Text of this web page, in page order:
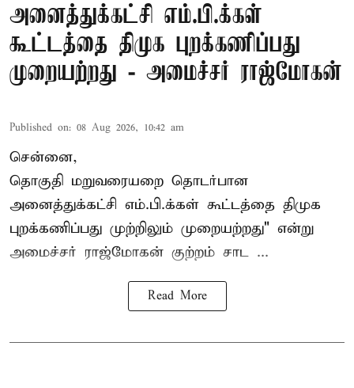
அனைத்துக்கட்சி எம்.பி.க்கள்
கூட்டத்தை திமுக புறக்கணிப்பது
முறையற்றது - அமைச்சர் ராஜ்மோகன்
Published on: 08 Aug 2026, 10:42 am
சென்னை,
தொகுதி மறுவரையறை தொடர்பான
அனைத்துக்கட்சி எம்.பி.க்கள் கூட்டத்தை திமுக
புறக்கணிப்பது முற்றிலும் முறையற்றது" என்று
அமைச்சர் ராஜ்மோகன் குற்றம் சாட ...
Read More